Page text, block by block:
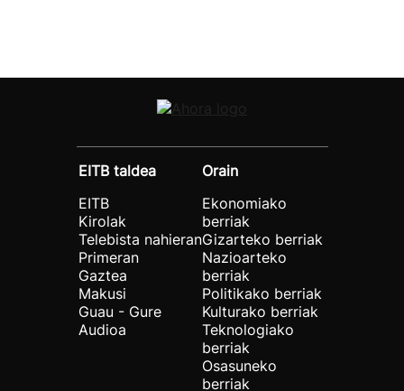
EITB taldea
EITB
Kirolak
Telebista nahieran
Primeran
Gaztea
Makusi
Guau - Gure
Audioa
Orain
Ekonomiako
berriak
Gizarteko berriak
Nazioarteko
berriak
Politikako berriak
Kulturako berriak
Teknologiako
berriak
Osasuneko
berriak